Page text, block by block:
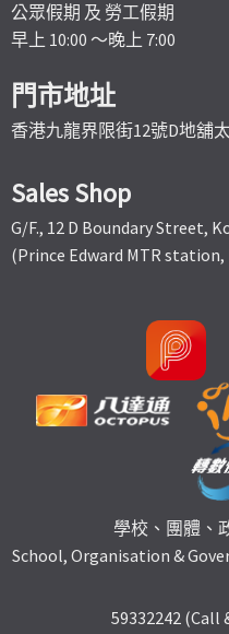
公眾假期 及 勞工假期
早上 10:00 ～晚上 7:00
門市地址
香港九龍界限街12號D地舖
Sales Shop
G/F., 12 D Boundary Street,
(Prince Edward MTR station,
學校、團體、
School, Organisation &
59332242 (Call